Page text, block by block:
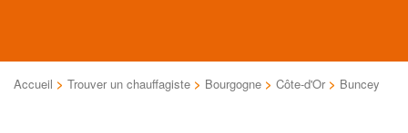
Accueil > Trouver un chauffagiste > Bourgogne > Côte-d'Or > Buncey